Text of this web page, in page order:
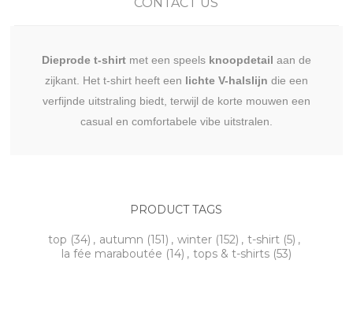
Dieprode t-shirtmet een speels knoopdetail aan de
zijkant. Het t-shirt heeft een lichte V-halslijn die een
verfijnde uitstraling biedt, terwijl de korte mouwen een
casual en comfortabele vibe uitstralen.
PRODUCT TAGS
top (34) , autumn (151) , winter (152) , t-shirt (5) ,
la fée maraboutée (14) , tops & t-shirts (53)